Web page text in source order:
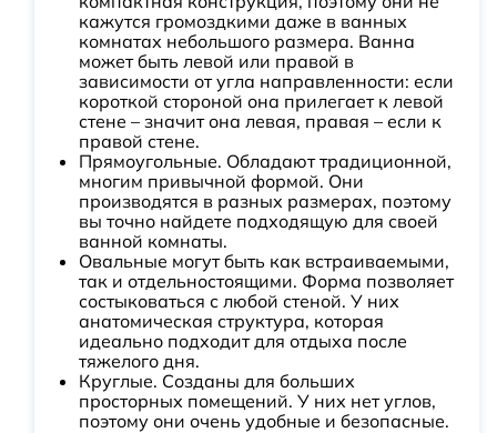
кажутся громоздкими даже в ванных
комнатах небольшого размера. Ванна
может быть левой или правой в
зависимости от угла направленности: если
короткой стороной она прилегает к левой
стене – значит она левая, правая – если к
правой стене.
Прямоугольные. Обладают традиционной,
многим привычной формой. Они
производятся в разных размерах, поэтому
вы точно найдете подходящую для своей
ванной комнаты.
Овальные могут быть как встраиваемыми,
так и отдельностоящими. Форма позволяет
состыковаться с любой стеной. У них
анатомическая структура, которая
идеально подходит для отдыха после
тяжелого дня.
Круглые. Созданы для больших
просторных помещений. У них нет углов,
поэтому они очень удобные и безопасные.